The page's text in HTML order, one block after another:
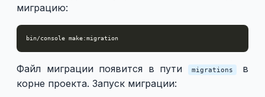
миграцию:
Файл миграции появится в пути migrations
в
корне проекта. Запуск миграции: